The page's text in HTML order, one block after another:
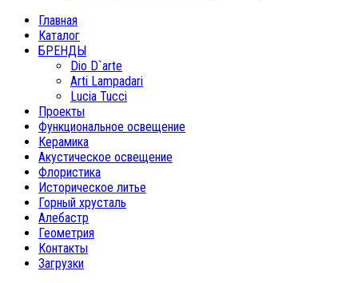
Главная
Каталог
БРЕНДЫ
Dio D`arte
Arti Lampadari
Lucia Tucci
Проекты
Функциональное освещение
Керамика
Акустическое освещение
Флористика
Историческое литье
Горный хрусталь
Алебастр
Геометрия
Контакты
Загрузки